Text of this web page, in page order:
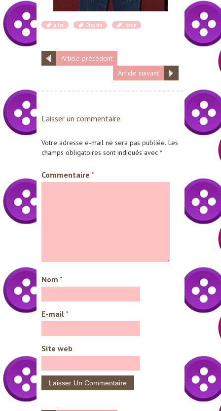
gilet Ottobre récup
Article précédent
Article suivant
Laisser un commentaire
Votre adresse e-mail ne sera pas publiée. Les
champs obligatoires sont indiqués avec *
Commentaire *
Nom *
E-mail *
Site web